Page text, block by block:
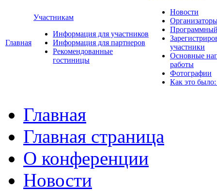
Главная
Участникам
Информация для участников
Информация для партнеров
Рекомендованные
гостиницы
Новости
участники
Основные
работы
Фотографии
Как это
Главная
Главная страница
О конференции
Новости